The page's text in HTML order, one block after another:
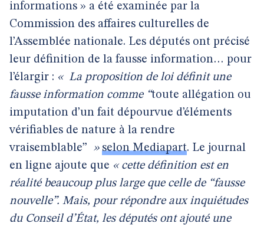
informations » a été examinée par la
Commission des affaires culturelles de
l’Assemblée nationale. Les députés ont précisé
leur définition de la fausse information… pour
l’élargir : « La proposition de loi définit une
fausse information comme “toute allégation ou
imputation d’un fait dépourvue d’éléments
vérifiables de nature à la rendre
vraisemblable” » selon Mediapart. Le journal
en ligne ajoute que « cette définition est en
réalité beaucoup plus large que celle de “fausse
nouvelle”. Mais, pour répondre aux inquiétudes
du Conseil d’État, les députés ont ajouté une